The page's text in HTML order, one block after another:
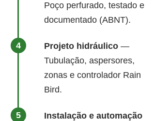
Poço perfurado, testado e
documentado (ABNT).
Projeto hidráulico —
Tubulação, aspersores,
zonas e controlador Rain
Bird.
Instalação e automação